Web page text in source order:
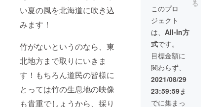
い夏の風を北海道に吹き込
みます！
竹がないというのなら、東
北地方まで取りにいきま
す！もちろん道民の皆様に
とっては竹の生息地の映像
も貴重でしょうから、採り
限はか
かりま
せん。
※有効期
申し込
みから
３か月
間とし
ます。
くださ
い！北
海道以
外の地
域の方
も大歓
迎で
す！お
待ちし
ており
ま
す！！
！ ※人
たしま
す！こ
の機会
に、ぜ
ひあな
ただけ
の流し
そうめ
んパー
ティー
を開催
してみ
てはい
る
このプロ
ジェクト
は、 All-In方
式です。
目標金額に
関わらず、
2021/08/29
23:59:59ま
でに集まっ